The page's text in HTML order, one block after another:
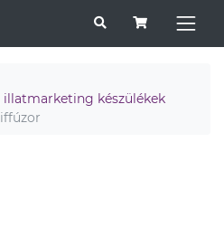
készülékek